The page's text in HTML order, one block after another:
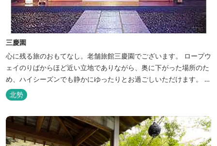
三慶園
心に残る旅のおもてなし。老舗旅館三慶園でございます。 ロープウ
ェイのりばからほど近い立地でありながら、奥に下がった場所のた
め、ハイシーズンでも静かにゆったりとお過ごしいただけます。 自
慢の大浴場からは、雄大な御在所岳を背に、御在所ロープウェイが
望めます。季節ごとに表情を変える湯の山の自然と対話しながら至
極のひとときをどうぞ。
北勢